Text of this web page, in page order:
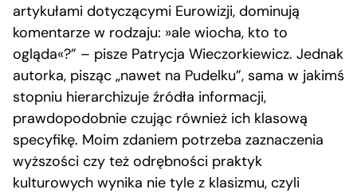
artykułami dotyczącymi Eurowizji, dominują
komentarze w rodzaju: »ale wiocha, kto to
ogląda«?” – pisze Patrycja Wieczorkiewicz. Jednak
autorka, pisząc „nawet na Pudelku”, sama w jakimś
stopniu hierarchizuje źródła informacji,
prawdopodobnie czując również ich klasową
specyfikę. Moim zdaniem potrzeba zaznaczenia
wyższości czy też odrębności praktyk
kulturowych wynika nie tyle z klasizmu, czyli